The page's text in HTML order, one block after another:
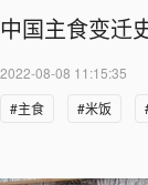
中国主食变迁
2022-08-08 11:15:35
#主食
#米饭